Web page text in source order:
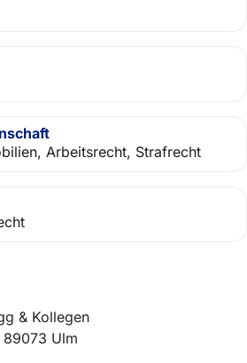
& Kollegen
Ulm
Arbeitsrecht, Strafrecht